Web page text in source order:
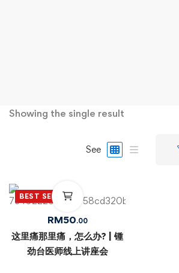
Showing the single result
See
BEST SELLER
RM50.00
这里痛那里痛，怎么办? | 锺
劲台医师线上讲座会